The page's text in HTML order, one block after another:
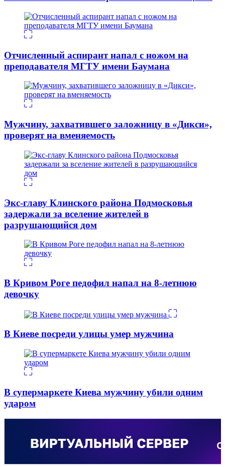
Отчисленный аспирант напал с ножом на
преподавателя МГТУ имени Баумана
Мужчину, захватившего заложницу в «Дикси»,
проверят на вменяемость
Экс-главу Клинского района Подмосковья
задержали за вселение жителей в
разрушающийся дом
В Кривом Роге педофил напал на 8-летнюю
девочку
В Киеве посреди улицы умер мужчина
В супермаркете Киева мужчину убили одним
ударом